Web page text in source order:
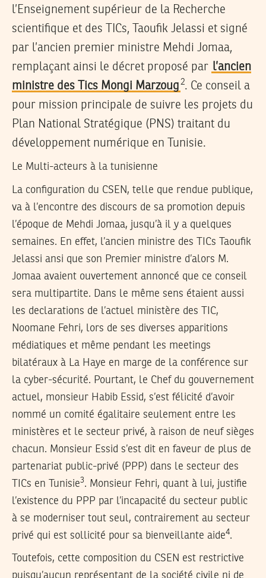
l’Enseignement supérieur de la Recherche
scientifique et des TICs, Taoufik Jelassi et signé
par l’ancien premier ministre Mehdi Jomaa,
remplaçant ainsi le décret proposé par l’ancien
ministre des Tics Mongi Marzoug 2. Ce conseil a
pour mission principale de suivre les projets du
Plan National Stratégique (PNS) traitant du
développement numérique en Tunisie.
Le Multi-acteurs à la tunisienne
La configuration du CSEN, telle que rendue publique,
va à l’encontre des discours de sa promotion depuis
l’époque de Mehdi Jomaa, jusqu’à il y a quelques
semaines. En effet, l’ancien ministre des TICs Taoufik
Jelassi ansi que son Premier ministre d’alors M.
Jomaa avaient ouvertement annoncé que ce conseil
sera multipartite. Dans le même sens étaient aussi
les declarations de l’actuel ministère des TIC,
Noomane Fehri, lors de ses diverses apparitions
médiatiques et même pendant les meetings
bilatéraux à La Haye en marge de la conférence sur
la cyber-sécurité. Pourtant, le Chef du gouvernement
actuel, monsieur Habib Essid, s’est félicité d’avoir
nommé un comité égalitaire seulement entre les
ministères et le secteur privé, à raison de neuf sièges
chacun. Monsieur Essid s’est dit en faveur de plus de
partenariat public-privé (PPP) dans le secteur des
TICs en Tunisie3. Monsieur Fehri, quant à lui, justifie
l’existence du PPP par l’incapacité du secteur public
à se moderniser tout seul, contrairement au secteur
privé qui est sollicité pour sa bienveillante aide4.
Toutefois, cette composition du CSEN est restrictive